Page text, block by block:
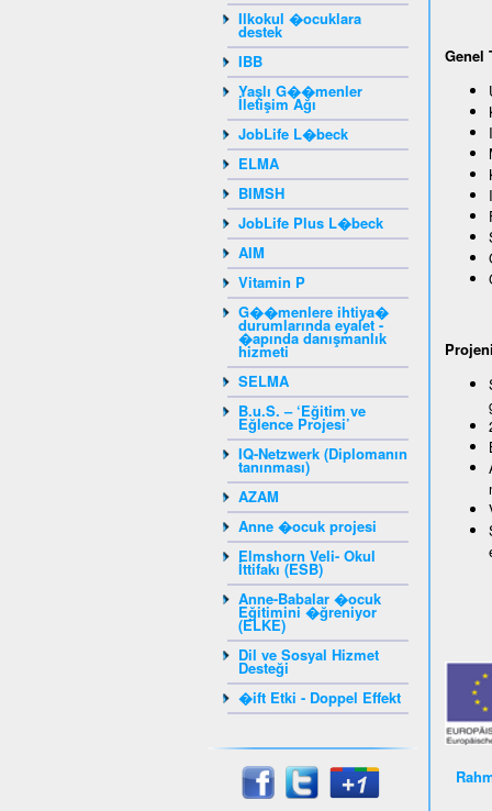
Ilkokul �ocuklara
destek
IBB
Yaşlı G��menler
İletişim Ağı
JobLife L�beck
ELMA
BIMSH
JobLife Plus L�beck
AIM
Vitamin P
G��menlere ihtiya�
durumlarında eyalet -
�apında danışmanlık
hizmeti
SELMA
B.u.S. – ‘Eğitim ve
Eğlence Projesi’
IQ-Netzwerk (Diplomanın
tanınması)
AZAM
Anne �ocuk projesi
Elmshorn Veli- Okul
İttifakı (ESB)
Anne-Babalar �ocuk
Eğitimini �ğreniyor
(ELKE)
Dil ve Sosyal Hizmet
Desteği
�ift Etki - Doppel Effekt
Genel